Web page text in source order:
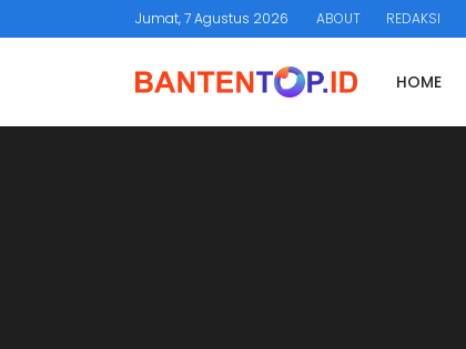
Jumat, 7 Agustus 2026 ABOUT REDAKSI
HOME